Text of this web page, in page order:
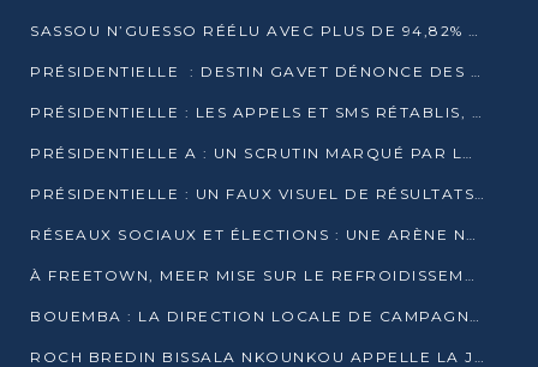
SASSOU N’GUESSO RÉÉLU AVEC PLUS DE 94,82% DES VOIX
PRÉSIDENTIELLE : DESTIN GAVET DÉNONCE DES IRRÉGULARITÉS ET REVENDIQUE LA VICTOIRE
PRÉSIDENTIELLE : LES APPELS ET SMS RÉTABLIS, INTERNET RESTE BLOQUÉ
PRÉSIDENTIELLE A : UN SCRUTIN MARQUÉ PAR LA COUPURE D’INTERNET ET UNE AFFLUENCE TIMIDE À BRAZZAVILLE
PRÉSIDENTIELLE : UN FAUX VISUEL DE RÉSULTATS CIRCULE
RÉSEAUX SOCIAUX ET ÉLECTIONS : UNE ARÈNE NUMÉRIQUE EN PLEINE MUTATION AU CONGO
À FREETOWN, MEER MISE SUR LE REFROIDISSEMENT PASSIF FACE À LA CHALEUR EXTRÊME
BOUEMBA : LA DIRECTION LOCALE DE CAMPAGNE DE DENIS SASSOU N’GUESSO MULTIPLIE LES ACTIVITÉS DE MOBILISATION
ROCH BREDIN BISSALA NKOUNKOU APPELLE LA JEUNESSE DE GOMA TSÉ-TSÉ À UN VOTE MASSIF POUR DENIS SASSOU NGUESSO